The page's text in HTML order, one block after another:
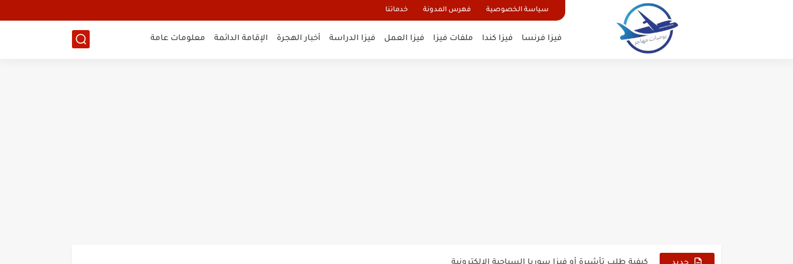
سياسة الخصوصية فهرس المدونة خدماتنا
فيزا فرنسا فيزا كندا ملفات فيزا فيزا العمل فيزا الدراسة أخبار الهجرة الإقامة الدائمة معلومات عامة